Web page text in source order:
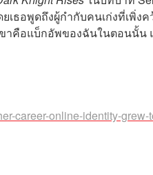
เธอพูดถึงผู้กำกับคนเก่งที่เพิ่งค
ขาคือแบ็กอัพของฉันในตอนนั้น
career-online-identity-grew-